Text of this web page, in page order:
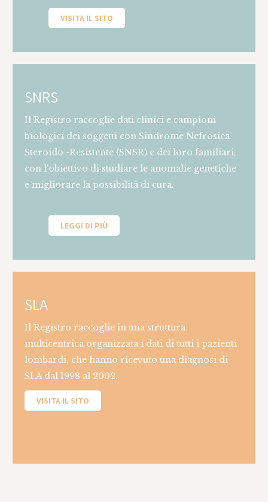
VISITA IL SITO
SNRS
Il Registro raccoglie dati clinici e campioni
biologici dei soggetti con Sindrome Nefrosica
Steroido -Resistente (SNSR) e dei loro familiari,
con l'obiettivo di studiare le anomalie genetiche
e migliorare la possibilità di cura.
LEGGI DI PIÙ
SLA
Il Registro raccoglie in una struttura
multicentrica organizzata i dati di tutti i pazienti
lombardi, che hanno ricevuto una diagnosi di
SLA dal 1998 al 2002.
VISITA IL SITO